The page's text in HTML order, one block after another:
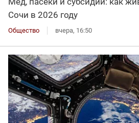
Сочи в 2026 году
Общество вчера, 16:50